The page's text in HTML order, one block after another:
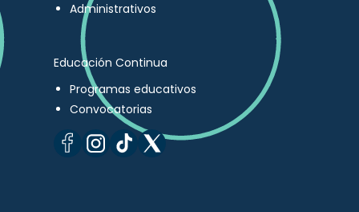
Administrativos
Educación Continua
Programas educativos
Convocatorias